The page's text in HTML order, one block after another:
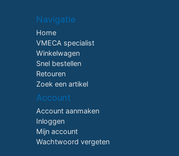
Navigatie
Home
VMECA specialist
Winkelwagen
Snel bestellen
Retouren
Zoek een artikel
Account
Account aanmaken
Inloggen
Mijn account
Wachtwoord vergeten